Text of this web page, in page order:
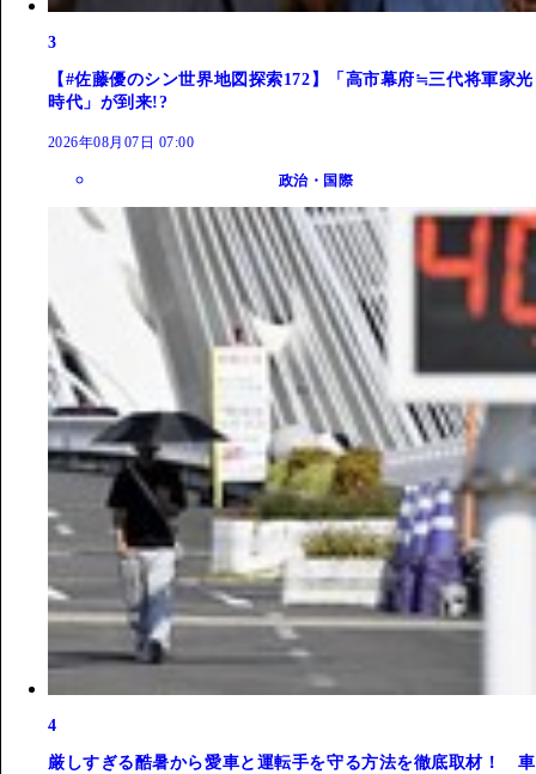
3
【#佐藤優のシン世界地図探索172】「高市幕府≒三代将軍家光
時代」が到来!?
2026年08月07日 07:00
政治・国際
4
厳しすぎる酷暑から愛車と運転手を守る方法を徹底取材！ 車